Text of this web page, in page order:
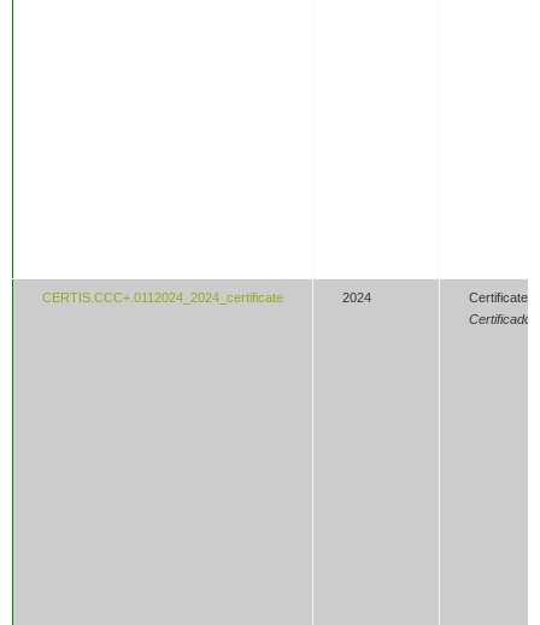
CERTIS.CCC+.0112024_2024_certificate 2024
Certificate /
Certificado